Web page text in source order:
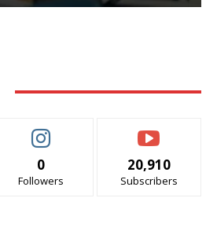
0
Followers
20,910
Subscribers